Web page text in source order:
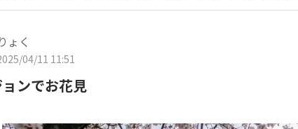
りょく
04/11 11:51
ンでお花見